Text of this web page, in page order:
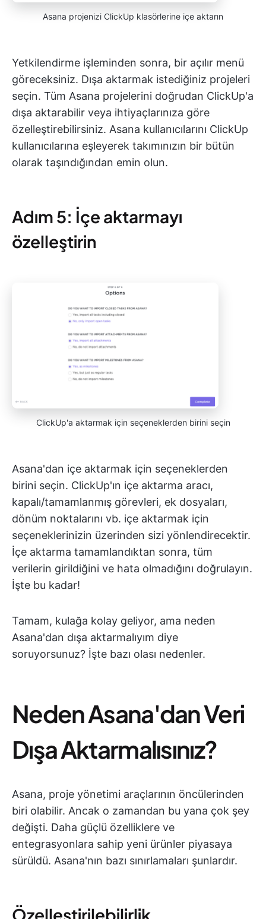
Asana projenizi ClickUp klasörlerine içe aktarın
Yetkilendirme işleminden sonra, bir açılır menü
göreceksiniz. Dışa aktarmak istediğiniz projeleri
seçin. Tüm Asana projelerini doğrudan ClickUp'a
dışa aktarabilir veya ihtiyaçlarınıza göre
özelleştirebilirsiniz. Asana kullanıcılarını ClickUp
kullanıcılarına eşleyerek takımınızın bir bütün
olarak taşındığından emin olun.
Adım 5: İçe aktarmayı
özelleştirin
ClickUp'a aktarmak için seçeneklerden birini seçin
Asana'dan içe aktarmak için seçeneklerden
birini seçin. ClickUp'ın içe aktarma aracı,
kapalı/tamamlanmış görevleri, ek dosyaları,
dönüm noktalarını vb. içe aktarmak için
seçeneklerinizin üzerinden sizi yönlendirecektir.
İçe aktarma tamamlandıktan sonra, tüm
verilerin girildiğini ve hata olmadığını doğrulayın.
İşte bu kadar!
Tamam, kulağa kolay geliyor, ama neden
Asana'dan dışa aktarmalıyım diye
soruyorsunuz? İşte bazı olası nedenler.
Neden Asana'dan Veri
Dışa Aktarmalısınız?
Asana, proje yönetimi araçlarının öncülerinden
biri olabilir. Ancak o zamandan bu yana çok şey
değişti. Daha güçlü özelliklere ve
entegrasyonlara sahip yeni ürünler piyasaya
sürüldü. Asana'nın bazı sınırlamaları şunlardır.
Özelleştirilebilirlik